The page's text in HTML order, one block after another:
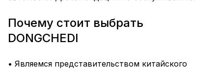
Почему стоит выбрать
DONGCHEDI
• Являемся представительством китайского